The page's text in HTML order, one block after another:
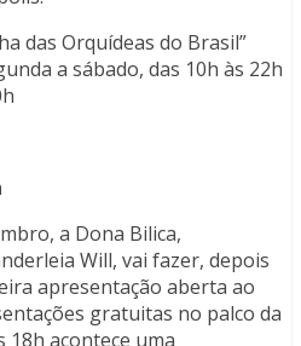
das Orquídeas do Brasil”
a sábado, das 10h às 22h
a Dona Bilica,
Will, vai fazer, depois
apresentação aberta ao
gratuitas no palco da
18h acontece uma